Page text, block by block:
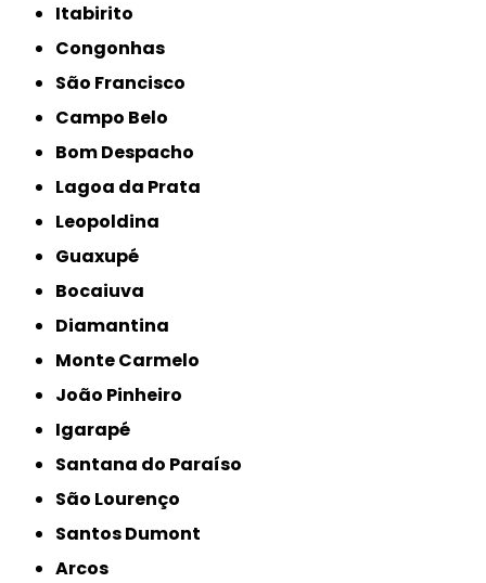
Itabirito
Congonhas
São Francisco
Campo Belo
Bom Despacho
Lagoa da Prata
Leopoldina
Guaxupé
Bocaiuva
Diamantina
Monte Carmelo
João Pinheiro
Igarapé
Santana do Paraíso
São Lourenço
Santos Dumont
Arcos